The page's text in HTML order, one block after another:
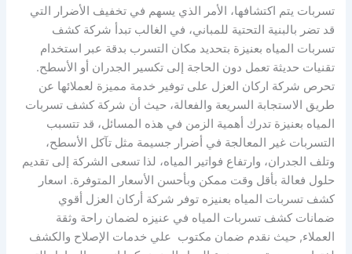
تسربات يتم اكتشافها، الأمر الذي يسهم في تخفيف الأضرار التي
قد تضر بالبنية التحتية للمباني، في الغالب تبدأ شركة كشف
تسربات المياه بعنيزة بتحديد مكان التسرب بدقة عبر استخدام
تقنيات حديثة تعمل دون الحاجة إلى تكسير الجدران أو الأسطح.
تحرص شركة اركان العزل على توفير خدمة مميزة لعملائها عن
طريق الاستجابة السريعة والفعالة، حيث أن شركة كشف تسربات
المياه بعنيزة تدرك أهمية الزمن في هذه المسائل، قد تتسبب
التسربات غير المعالجة في أضرار جسيمة مثل تآكل الأسطح،
وتلف الجدران، وارتفاع فواتير المياه، لذا تسعى الشركة إلى تقديم
حلول فعالة بأقل وقت ممكن وبأحسن الأسعار المتوفرة. اسعار
كشف تسربات المياه بعنيزه توفر شركة أركان العزل أقوي
ضمانات كشف تسربات المياه في عنيزه لضمان راحة وثقة
العملاء, حيث نقدم ضمان مكتوب علي خدمات الإصلاح والكشف